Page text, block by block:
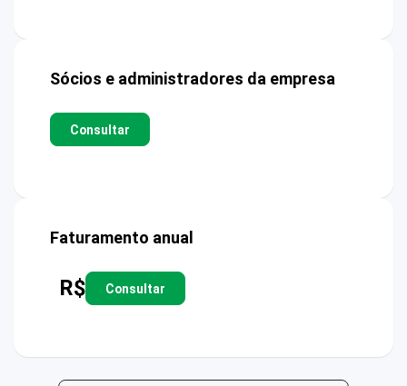
Sócios e administradores da empresa
Consultar
Faturamento anual
R$ Consultar